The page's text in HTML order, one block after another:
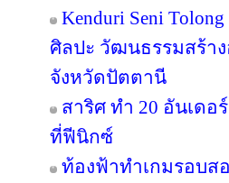
Kenduri Seni
ศิลปะ วัฒนธรรมสร้า
จังหวัดปัตตานี
สาริศ ทำ 20 อันเด
ที่ฟีนิกซ์
ท้องฟ้าทำเกมรอบส